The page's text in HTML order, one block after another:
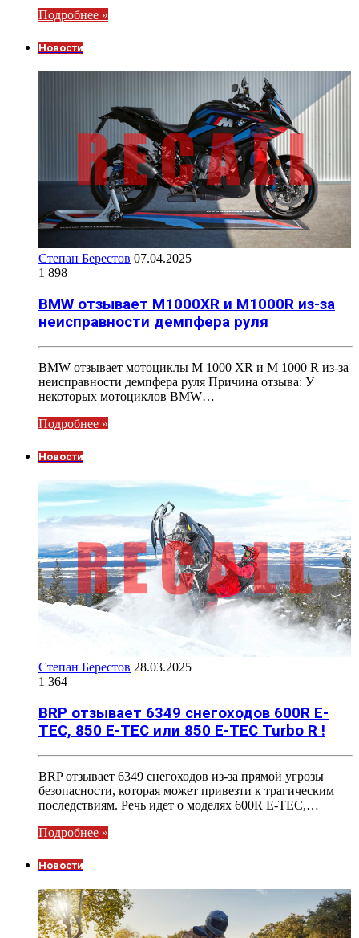
Подробнее »
Новости
Степан Берестов 07.04.2025
1 898
BMW отзывает M1000XR и M1000R из-за
неисправности демпфера руля
BMW отзывает мотоциклы M 1000 XR и M 1000 R из-за
неисправности демпфера руля Причина отзыва: У
некоторых мотоциклов BMW…
Подробнее »
Новости
Степан Берестов 28.03.2025
1 364
BRP отзывает 6349 снегоходов 600R E-
TEC, 850 E-TEC или 850 E-TEC Turbo R !
BRP отзывает 6349 снегоходов из-за прямой угрозы
безопасности, которая может привезти к трагическим
последствиям. Речь идет о моделях 600R E-TEC,…
Подробнее »
Новости